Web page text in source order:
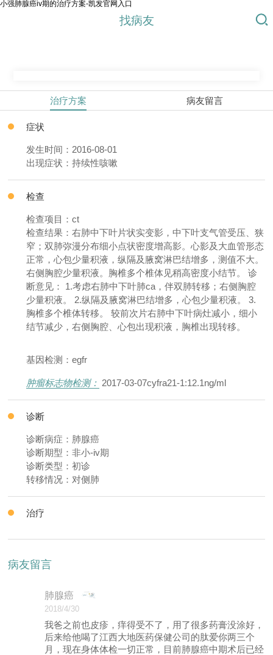
小强肺腺癌iv期的治疗方案-凯发官网入口
找病友
治疗方案 病友留言
症状
发生时间：2016-08-01
出现症状：持续性咳嗽
检查
检查项目：ct
检查结果：右肺中下叶片状实变影，中下叶支气管受压、狭
窄；双肺弥漫分布细小点状密度增高影。心影及大血管形态
正常，心包少量积液，纵隔及腋窝淋巴结增多，测值不大。
右侧胸腔少量积液。胸椎多个椎体见稍高密度小结节。 诊
断意见： 1.考虑右肺中下叶肺ca，伴双肺转移；右侧胸腔
少量积液。 2.纵隔及腋窝淋巴结增多，心包少量积液。 3.
胸椎多个椎体转移。 较前次片右肺中下叶病灶减小，细小
结节减少，右侧胸腔、心包出现积液，胸椎出现转移。
基因检测：egfr
肿瘤标志物检测： 2017-03-07cyfra21-1:12.1ng/ml
诊断
诊断病症：肺腺癌
诊断期型：非小-iv期
诊断类型：初诊
转移情况：对侧肺
治疗
病友留言
肺腺癌
2018/4/30
我爸之前也皮疹，痒得受不了，用了很多药膏没涂好，
后来给他喝了江西大地医药保健公司的肽爱你两三个
月，现在身体体检一切正常，目前肺腺癌中期术后已经